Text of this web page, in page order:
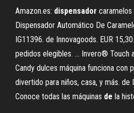
Amazon.es: dispensador caramelos
Dispensador Automático De
IG11396. de Innovagoods. EUR
pedidos elegibles. ... Invero® Touch
Candy dulces máquina funciona con
divertido para niños, casa, y más. de
Conoce todas las máquinas de la